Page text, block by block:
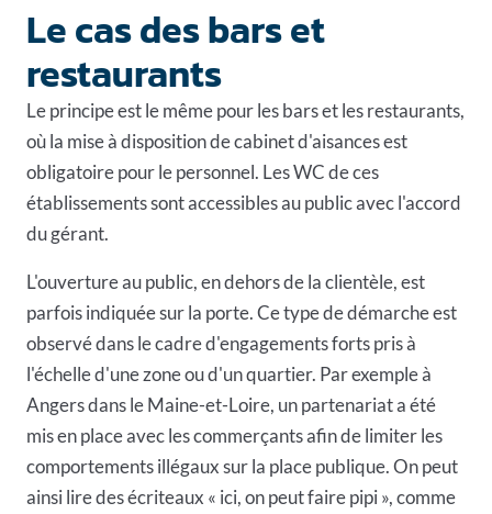
Le cas des bars et
restaurants
Le principe est le même pour les bars et les restaurants,
où la mise à disposition de cabinet d'aisances est
obligatoire pour le personnel. Les WC de ces
établissements sont accessibles au public avec l'accord
du gérant.
L'ouverture au public, en dehors de la clientèle, est
parfois indiquée sur la porte. Ce type de démarche est
observé dans le cadre d'engagements forts pris à
l'échelle d'une zone ou d'un quartier. Par exemple à
Angers dans le Maine-et-Loire, un partenariat a été
mis en place avec les commerçants afin de limiter les
comportements illégaux sur la place publique. On peut
ainsi lire des écriteaux « ici, on peut faire pipi », comme